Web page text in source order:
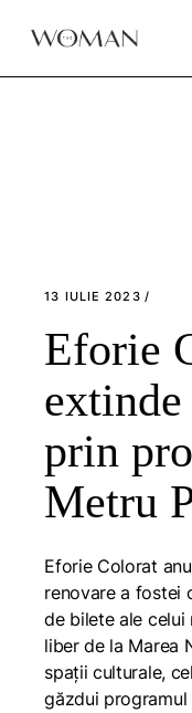
13 IULIE 2023
Eforie
prin
Metru
Eforie Colorat
renovare a fostei
de bilete ale celui
liber de la Marea
spații culturale,
găzdui